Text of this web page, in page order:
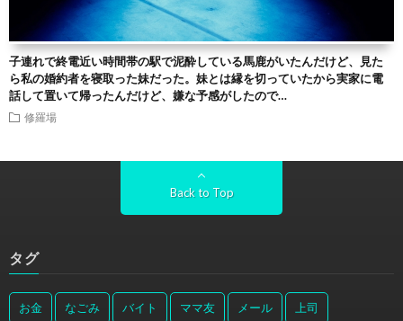
子連れで終電近い時間帯の駅で泥酔している馬鹿がいたんだけど、見た
ら私の婚約者を寝取った妹だった。妹とは縁を切っていたから実家に電
話して置いて帰ったんだけど、嫌な予感がしたので…
修羅場
Back to Top
タグ
お金 なごみ バイト ママ友 メール 上司